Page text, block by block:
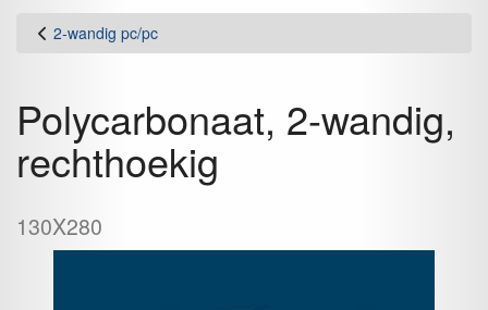
2-wandig pc/pc
Polycarbonaat, 2-wandig,
rechthoekig
130X280